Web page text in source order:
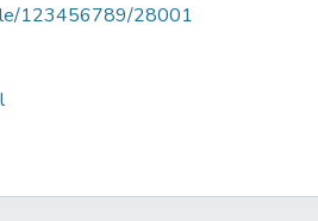
123456789/28001